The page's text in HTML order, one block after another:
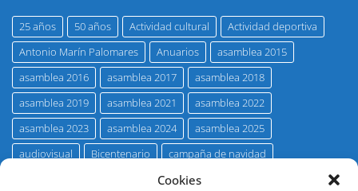
Cookies
25 años 50 años Actividad cultural
Actividad deportiva
Antonio Marín Palomares
Anuarios
asamblea 2015
asamblea 2016
asamblea 2017
asamblea 2018
asamblea 2019
asamblea 2021
asamblea 2022
asamblea 2023
asamblea 2024
asamblea 2025
audiovisual
Bicentenario
campaña de navidad
concurso pintura Hno. Carlos Rubio